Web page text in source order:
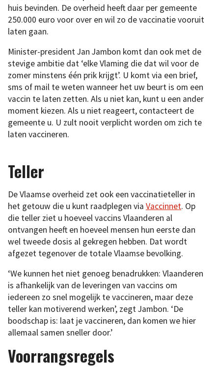
huis bevinden. De overheid heeft daar per gemeente
250.000 euro voor over en wil zo de vaccinatie vooruit
laten gaan.
Minister-president Jan Jambon komt dan ook met de
stevige ambitie dat ‘elke Vlaming die dat wil voor de
zomer minstens één prik krijgt’. U komt via een brief,
sms of mail te weten wanneer het uw beurt is om een
vaccin te laten zetten. Als u niet kan, kunt u een ander
moment kiezen. Als u niet reageert, contacteert de
gemeente u. U zult nooit verplicht worden om zich te
laten vaccineren.
Teller
De Vlaamse overheid zet ook een vaccinatieteller in
het getouw die u kunt raadplegen via Vaccinnet. Op
die teller ziet u hoeveel vaccins Vlaanderen al
ontvangen heeft en hoeveel mensen hun eerste dan
wel tweede dosis al gekregen hebben. Dat wordt
afgezet tegenover de totale Vlaamse bevolking.
‘We kunnen het niet genoeg benadrukken: Vlaanderen
is afhankelijk van de leveringen van vaccins om
iedereen zo snel mogelijk te vaccineren, maar deze
teller kan motiverend werken’, zegt Jambon. ‘De
boodschap is: laat je vaccineren, dan komen we hier
allemaal samen sneller door.’
Voorrangsregels